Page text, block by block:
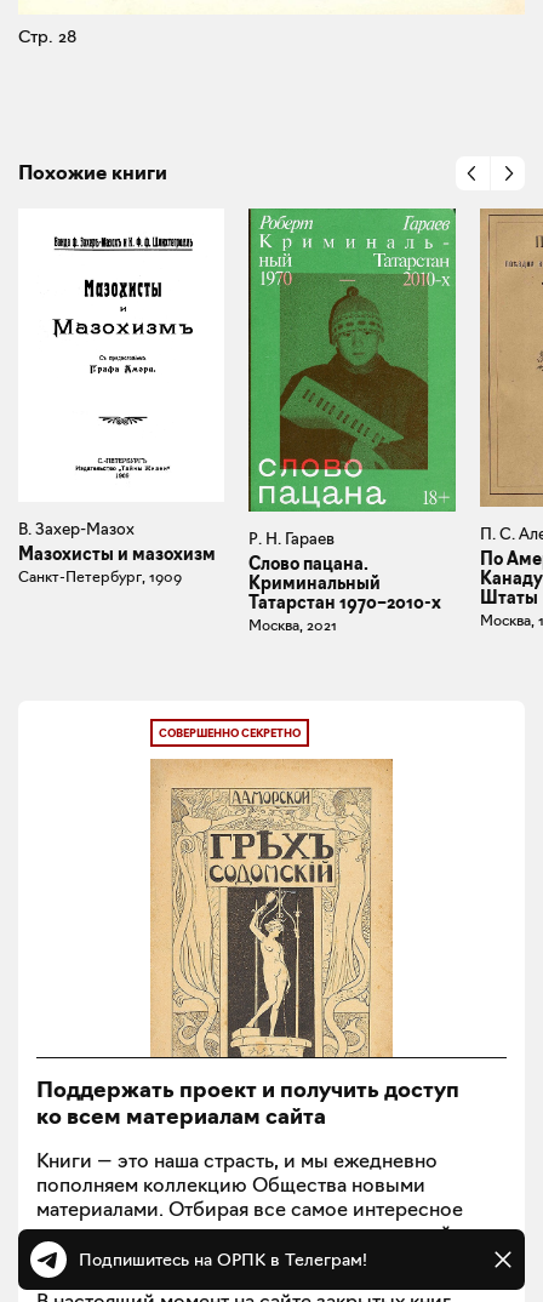
Стр. 28
Похожие книги
В. Захер-Мазох
Мазохисты и мазохизм
Санкт-Петербург, 1909
Р. Н. Гараев
Слово пацана.
Криминальный
Татарстан 1970–2010-х
Москва, 2021
П. С.
По
Штаты
Москва,
СОВЕРШЕННО СЕКРЕТНО
Поддержать проект и получить доступ
ко всем материалам сайта
Книги — это наша страсть, и мы ежедневно
пополняем коллекцию Общества новыми
материалами. Отбирая все самое интересное
и интригующее, мы создаем архив, который
будет постепенно раскрываться.
Подпишитесь на ОРПК в Телеграм!